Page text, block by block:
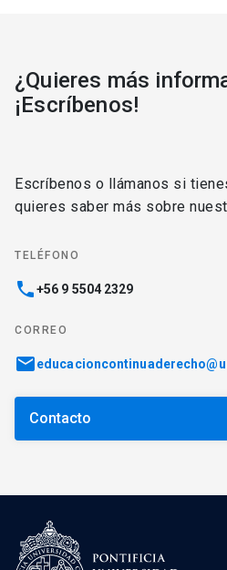
¿Quieres más
¡Escríbenos!
Escríbenos o llámanos si
quieres saber más sobre
TELÉFONO
phone+56 9 5504 2329
CORREO
email
Contacto